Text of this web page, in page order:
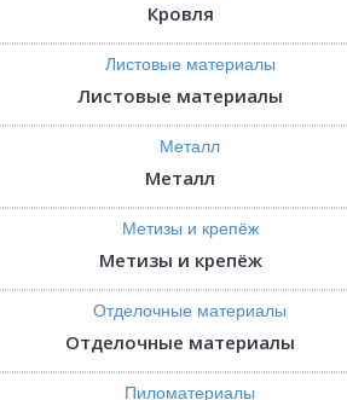
Кровля
Листовые материалы
Металл
Метизы и крепёж
Отделочные материалы